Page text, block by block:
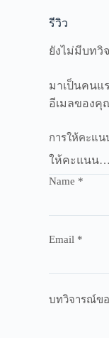
รีวิว
ยังไม่มีบทวิ
มาเป็นคนแ
อีเมลของคุ
การให้คะแ
Name *
Email *
บทวิจารณ์ข